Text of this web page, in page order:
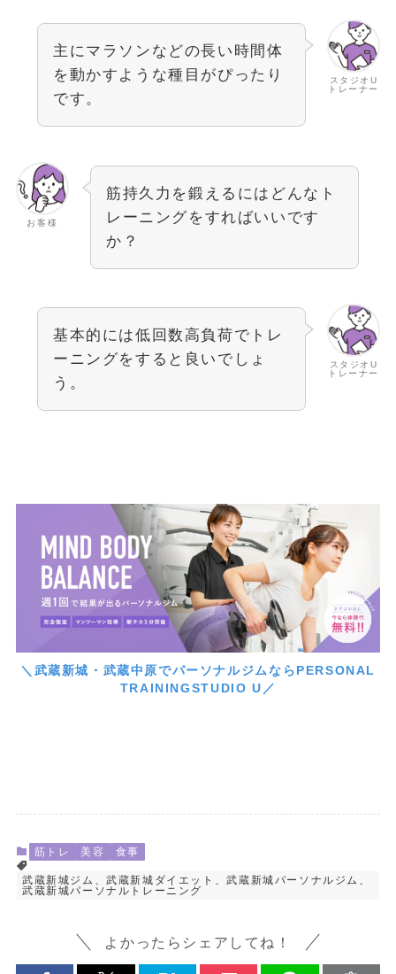
スタジオU
トレーナー
主にマラソンなどの長い時間体
を動かすような種目がぴったり
です。
お客様
筋持久力を鍛えるにはどんなト
レーニングをすればいいです
か？
スタジオU
トレーナー
基本的には低回数高負荷でトレ
ーニングをすると良いでしょ
う。
＼武蔵新城・武蔵中原でパーソナルジムならPERSONAL
TRAININGSTUDIO U／
筋トレ 美容 食事
武蔵新城ジム、武蔵新城ダイエット、武蔵新城パーソナルジム、
武蔵新城パーソナルトレーニング
よかったらシェアしてね！